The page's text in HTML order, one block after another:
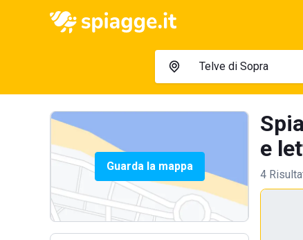
Guarda la mappa
e
4